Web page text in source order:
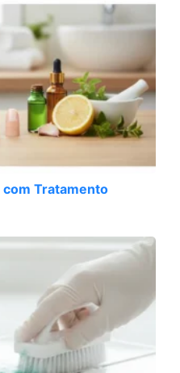
com Tratamento